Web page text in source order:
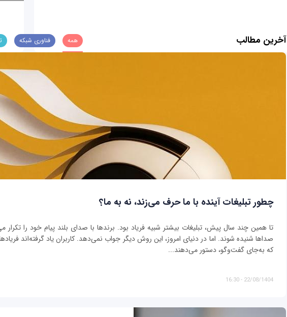
آخرین مطالب همه فناوری شبکه
چطور تبلیغات آینده با ما حرف می‌زند، نه به ما؟
تا همین چند سال پیش، تبلیغات بیشتر شبیه فریاد بود. برندها با صدای بلند پیام خود را تکرار
صداها شنیده شوند. اما در دنیای امروز، این روش دیگر جواب نمی‌دهد. کاربران یاد گرفته‌اند
که به‌جای گفت‌وگو، دستور می‌دهند...
22/08/1404 - 16:30